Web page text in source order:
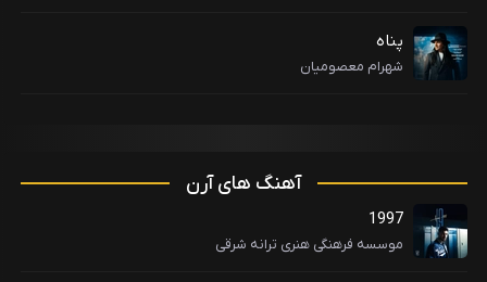
پناه
شهرام معصومیان
آهنگ های آرن
1997
موسسه فرهنگی هنری ترانه شرقی